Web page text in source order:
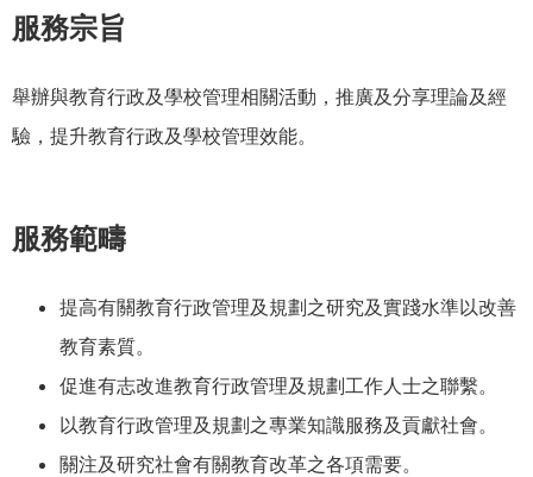
服務宗旨
舉辦與教育行政及學校管理相關活動，推廣及分享理論及經
驗，提升教育行政及學校管理效能。
服務範疇
提高有關教育行政管理及規劃之研究及實踐水準以改善
教育素質。
促進有志改進教育行政管理及規劃工作人士之聯繫。
以教育行政管理及規劃之專業知識服務及貢獻社會。
關注及研究社會有關教育改革之各項需要。